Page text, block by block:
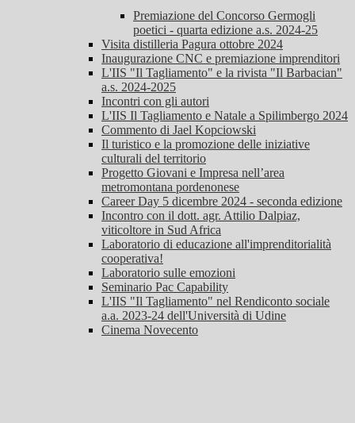
Premiazione del Concorso Germogli
poetici - quarta edizione a.s. 2024-25
Visita distilleria Pagura ottobre 2024
Inaugurazione CNC e premiazione imprenditori
L'IIS "Il Tagliamento" e la rivista "Il Barbacian"
a.s. 2024-2025
Incontri con gli autori
L'IIS Il Tagliamento e Natale a Spilimbergo 2024
Commento di Jael Kopciowski
Il turistico e la promozione delle iniziative
culturali del territorio
Progetto Giovani e Impresa nell’area
metromontana pordenonese
Career Day 5 dicembre 2024 - seconda edizione
Incontro con il dott. agr. Attilio Dalpiaz,
viticoltore in Sud Africa
Laboratorio di educazione all'imprenditorialità
cooperativa!
Laboratorio sulle emozioni
Seminario Pac Capability
L'IIS "Il Tagliamento" nel Rendiconto sociale
a.a. 2023-24 dell'Università di Udine
Cinema Novecento